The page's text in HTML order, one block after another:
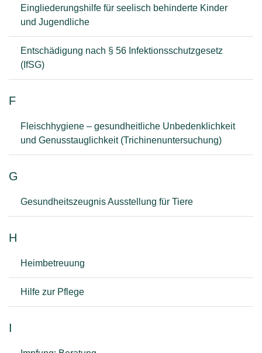
Eingliederungshilfe für seelisch behinderte Kinder
und Jugendliche
Entschädigung nach § 56 Infektionsschutzgesetz
(IfSG)
F
Fleischhygiene – gesundheitliche Unbedenklichkeit
und Genusstauglichkeit (Trichinenuntersuchung)
G
Gesundheitszeugnis Ausstellung für Tiere
H
Heimbetreuung
Hilfe zur Pflege
I